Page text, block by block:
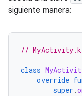
siguiente manera:
//
class
override
super .